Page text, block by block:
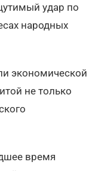
удар по
народных
экономической
не только
время